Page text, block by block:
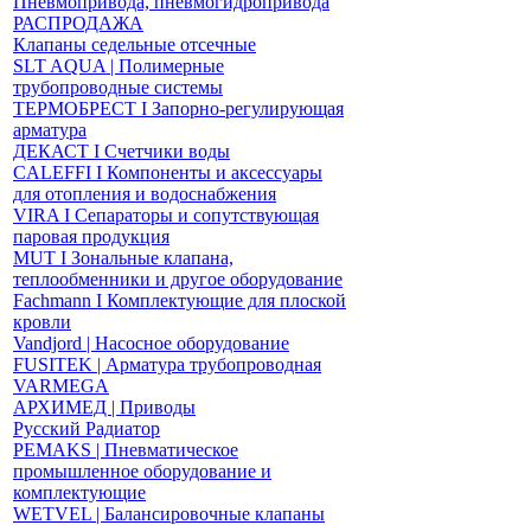
РАСПРОДАЖА
Клапаны седельные отсечные
SLT AQUA | Полимерные
трубопроводные системы
ТЕРМОБРЕСТ І Запорно-регулирующая
арматура
ДЕКАСТ І Счетчики воды
CALEFFI І Компоненты и аксессуары
для отопления и водоснабжения
VIRA І Сепараторы и сопутствующая
паровая продукция
MUT І Зональные клапана,
теплообменники и другое оборудование
Fachmann І Комплектующие для плоской
кровли
Vandjord | Насосное оборудование
FUSITEK | Арматура трубопроводная
VARMEGA
АРХИМЕД | Приводы
Русский Радиатор
PEMAKS | Пневматическое
промышленное оборудование и
комплектующие
WETVEL | Балансировочные клапаны